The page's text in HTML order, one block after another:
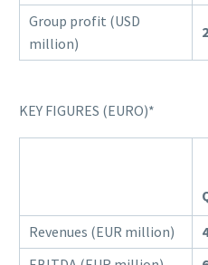
Group profit (USD
million)
KEY FIGURES (EURO)*
Revenues (EUR million)